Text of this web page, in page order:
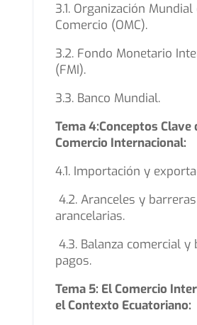
3.1. Organización Mundial
Comercio (OMC).
3.2. Fondo Monetario
(FMI).
3.3. Banco Mundial.
Tema 4:Conceptos Clave
Comercio Internacional:
4.1. Importación y
4.2. Aranceles y
arancelarias.
4.3. Balanza comercial y
pagos.
Tema 5: El Comercio
el Contexto Ecuatoriano: